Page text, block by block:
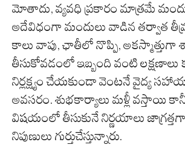
మోతాదు, వ్యవధి ప్రకారం మాత్రమే
అదేవిధంగా మందులు వాడిన తర్వాత
కాలు వాపు, ఛాతీలో నొప్పి, అకస్మాత్తుగా
తీసుకోవడంలో ఇబ్బంది వంటి లక్షణాలు
నిర్లక్ష్యం చేయకుండా వెంటనే వైద్య
అవసరం. శుభకార్యాలు మళ్లీ వస్తాయి
విషయంలో తీసుకునే నిర్ణయాలు
నిపుణులు గుర్తుచేస్తున్నారు.